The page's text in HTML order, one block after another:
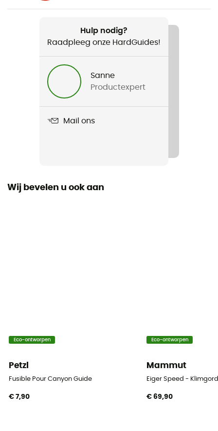
370 g (XS-M)/ 410 g (M-XL)
EN 12277 typ C
Hulp nodig?
Raadpleeg onze HardGuides!
Sanne
Productexpert
Mail ons
Wij bevelen u ook aan
Eco-ontworpen
Petzl
Fusible Pour Canyon Guide
€ 7,90
Eco-ontworpen
Mammut
Eiger Speed -
€ 69,90